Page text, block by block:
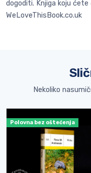
dogoditi. Knjiga koju
WeLoveThisBook.co.uk
Nekoliko
Polovna bez oštećenja